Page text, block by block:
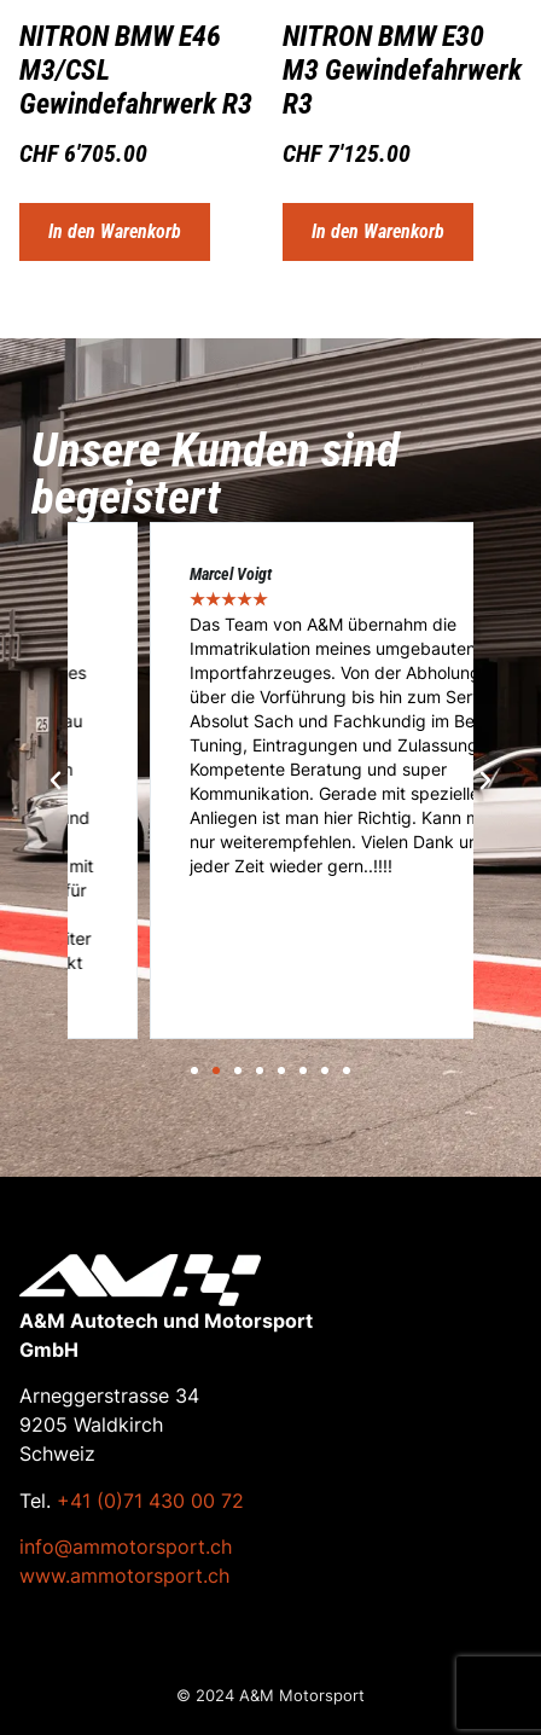
NITRON BMW E46
M3/CSL
Gewindefahrwerk R3
CHF6'705.00
In den Warenkorb
NITRON BMW E30
M3 Gewindefahrwerk
R3
CHF7'125.00
In den Warenkorb
Unsere Kunden sind
begeistert
Marcel Voigt
★★
Das Team von A&M übernahm die
Immatrikulation meines umgebauten
Importfahrzeuges. Von der Abholung
über die Vorführung bis hin zum Service.
Absolut Sach und Fachkundig im Bereich
Tuning, Eintragungen und Zulassung.
Kompetente Beratung und super
Kommunikation. Gerade mit speziellen
Anliegen ist man hier Richtig. Kann mich
nur weiterempfehlen. Vielen Dank und
jeder Zeit wieder gern..!!!!
★
A&M Autotech und Motorsport
GmbH
Arneggerstrasse 34
9205 Waldkirch
Schweiz
Tel. +41 (0)71 430 00 72
info@ammotorsport.ch
www.ammotorsport.ch
© 2024 A&M Motorsport